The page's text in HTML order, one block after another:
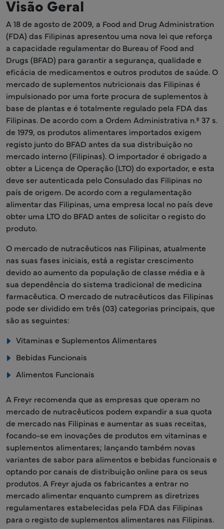
Visão Geral
A 18 de agosto de 2009, a Food and Drug Administration
(FDA) das Filipinas apresentou uma nova lei que reforça
a capacidade regulamentar do Bureau of Food and
Drugs (BFAD) para garantir a segurança, qualidade e
eficácia de medicamentos e outros produtos de saúde. O
mercado de suplementos nutricionais das Filipinas é
impulsionado por uma forte procura de suplementos à
base de plantas e é totalmente regulado pela FDA das
Filipinas. De acordo com a Ordem Administrativa n.º 37 s.
de 1979, os produtos alimentares importados exigem
registo junto do BFAD antes da sua distribuição no
mercado interno (Filipinas). O importador é obrigado a
obter a Licença de Operação (LTO) do exportador, e esta
deve ser autenticada pelo Consulado das Filipinas no
país de origem. De acordo com a regulamentação
alimentar das Filipinas, uma empresa local no país deve
obter uma LTO do BFAD antes de solicitar o registo do
produto.
O mercado de nutracêuticos nas Filipinas, atualmente
nas suas fases iniciais, está a registar crescimento
devido ao aumento da população de classe média e à
sua dependência do sistema tradicional de medicina
farmacêutica. O mercado de nutracêuticos das Filipinas
pode ser dividido em três (03) categorias principais, que
são as seguintes:
Vitaminas e Suplementos Alimentares
Bebidas Funcionais
Alimentos Funcionais
A Freyr recomenda que as empresas que operam no
mercado de nutracêuticos podem expandir a sua quota
de mercado nas Filipinas e aumentar as suas receitas,
focando-se em inovações de produtos em vitaminas e
suplementos alimentares; lançando também novas
variantes de sabor para alimentos e bebidas funcionais e
optando por canais de distribuição online para os seus
produtos. A Freyr ajuda os fabricantes a entrar no
mercado alimentar enquanto cumprem as diretrizes
regulamentares estabelecidas pela FDA das Filipinas
para o registo de suplementos alimentares nas Filipinas.